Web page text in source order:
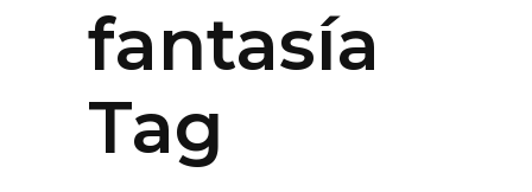
fantasía
Tag